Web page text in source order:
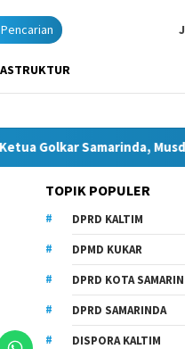
Pencarian
Musda Siap
TOPIK POPULER
DPRD KALTIM
DPMD KUKAR
DPRD KOTA
DPRD SAMARINDA
DISPORA KALTIM